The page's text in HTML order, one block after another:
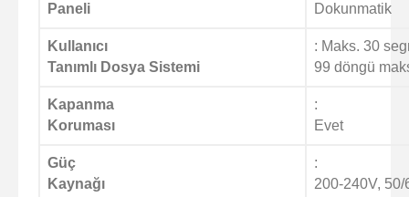
Paneli
Dokunmatik
Kullanıcı
Tanımlı Dosya Sistemi
: Maks. 30
99 döngü
Kapanma
Koruması
:
Evet
Güç
Kaynağı
:
200-240V, 50/